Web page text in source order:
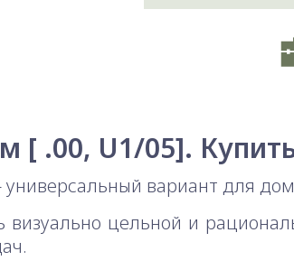
[ .00, U1/05].
вариант для
визуально цельной и